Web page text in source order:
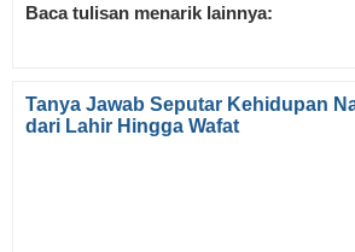
Baca tulisan menarik lainnya:
Tanya Jawab Seputar Kehidupan
dari Lahir Hingga Wafat